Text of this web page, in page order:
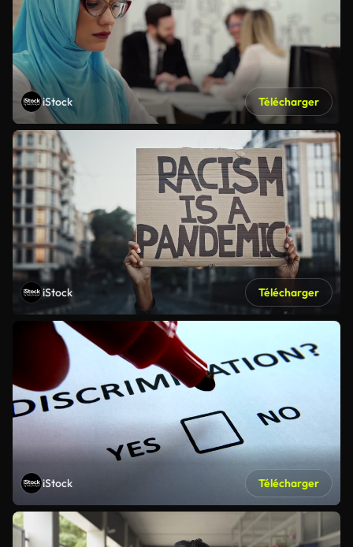
iStock Télécharger
iStock Télécharger
iStock Télécharger